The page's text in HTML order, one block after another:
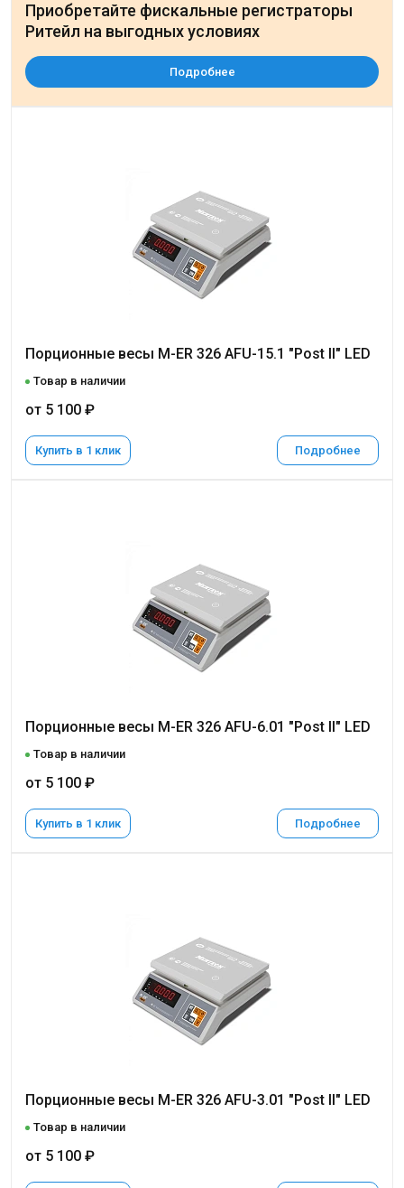
Порционные весы M-ER 326 AFU-15.1 "Post II" LED
Товар в наличии
от 5 100 ₽
Купить в 1 клик Подробнее
Порционные весы M-ER 326 AFU-6.01 "Post II" LED
Товар в наличии
от 5 100 ₽
Купить в 1 клик Подробнее
Порционные весы M-ER 326 AFU-3.01 "Post II" LED
Товар в наличии
от 5 100 ₽
Приобретайте фискальные регистраторы
Ритейл на выгодных условиях
Подробнее